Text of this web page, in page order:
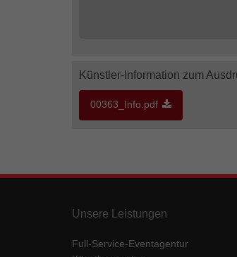
Künstler-Information zum
00363_Info.pdf
Unsere Leistungen
Full-Service-Eventagentur